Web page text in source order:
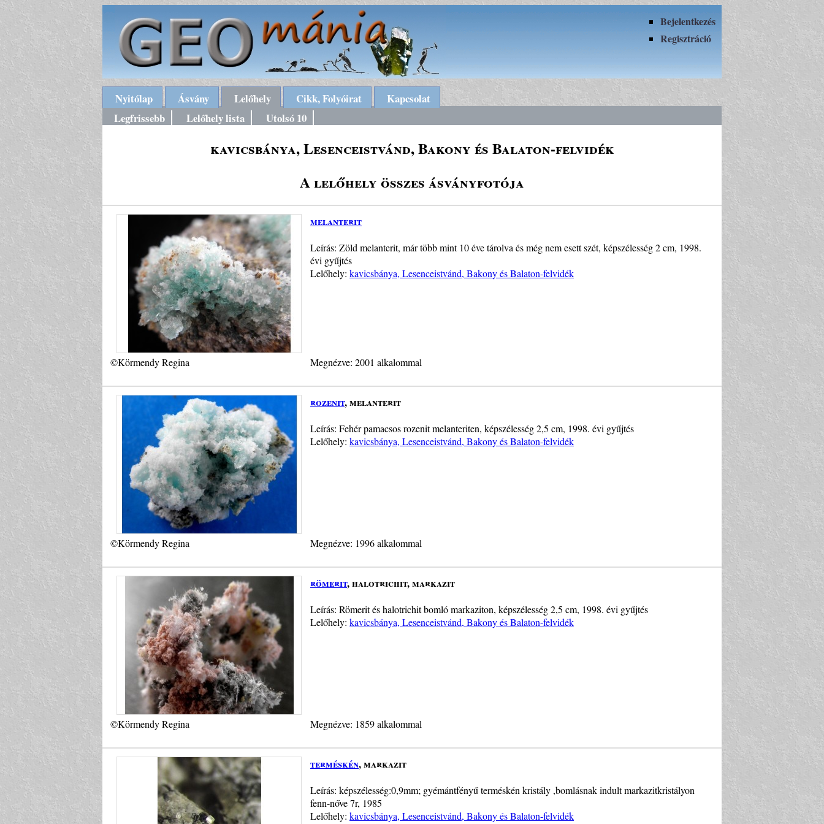
Bejelentkezés
Regisztráció
Nyitólap Ásvány Lelőhely Cikk, Folyóirat
Kapcsolat
Legfrissebb
Lelőhely lista Utolsó 10
kavicsbánya, Lesenceistvánd, Bakony és Balaton-felvidék
A lelőhely összes ásványfotója
melanterit
Leírás: Zöld melanterit, már több mint 10 éve tárolva és még nem esett szét, képszélesség 2 cm, 1998.
évi gyűjtés
Lelőhely: kavicsbánya, Lesenceistvánd, Bakony és Balaton-felvidék
©Körmendy Regina Megnézve: 2001 alkalommal
rozenit, melanterit
Leírás: Fehér pamacsos rozenit melanteriten, képszélesség 2,5 cm, 1998. évi gyűjtés
Lelőhely: kavicsbánya, Lesenceistvánd, Bakony és Balaton-felvidék
©Körmendy Regina Megnézve: 1996 alkalommal
römerit, halotrichit, markazit
Leírás: Römerit és halotrichit bomló markaziton, képszélesség 2,5 cm, 1998. évi gyűjtés
Lelőhely: kavicsbánya, Lesenceistvánd, Bakony és Balaton-felvidék
©Körmendy Regina Megnézve: 1859 alkalommal
terméskén, markazit
Leírás: képszélesség:0,9mm; gyémántfényű terméskén kristály ,bomlásnak indult markazitkristályon
fenn-nőve 7r, 1985
Lelőhely: kavicsbánya, Lesenceistvánd, Bakony és Balaton-felvidék